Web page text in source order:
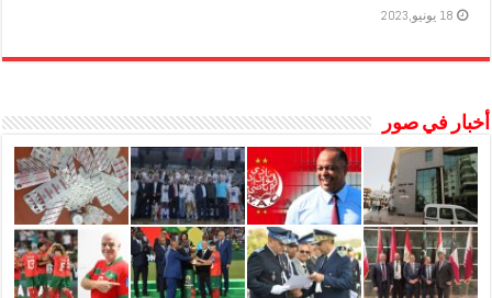
18 يونيو,2023
أخبار في صور